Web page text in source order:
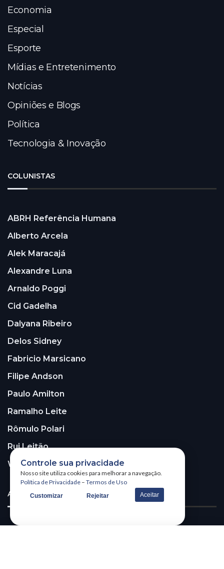
Economia
Especial
Esporte
Mídias e Entretenimento
Notícias
Opiniões e Blogs
Política
Tecnologia & Inovação
COLUNISTAS
ABRH Referência Humana
Alberto Arcela
Alek Maracajá
Alexandre Luna
Arnaldo Poggi
Cid Gadelha
Dalyana Ribeiro
Delos Sidney
Fabricio Marsicano
Filipe Andson
Paulo Amilton
Ramalho Leite
Rômulo Polari
Rui Leitão
Walter Santos
ASSINE A NOSSA NEWSLETTER!
Controle sua privacidade
Nosso site utiliza cookies para melhorar a navegação.
Política de Privacidade – Termos de Uso
Customizar Rejeitar Aceitar